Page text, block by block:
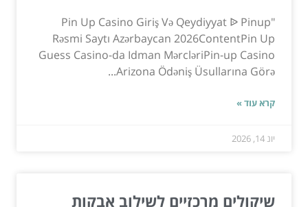
"Pin Up Casino Giriş Və Qeydiyyat ᐉ Pinup
Rəsmi Saytı Azərbaycan 2026ContentPin Up
Guess Casino-da Idman MərcləriPin-up Casino
Arizona Ödəniş Üsullarına Görə...
קרא עוד »
יונ 14, 2026
שיקולים מרכזיים לשילוב אבקות